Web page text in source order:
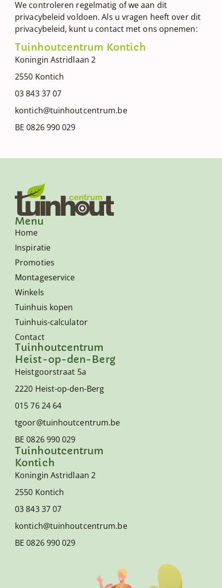
We controleren regelmatig of we aan dit
privacybeleid voldoen. Als u vragen heeft over dit
privacybeleid, kunt u contact met ons opnemen:
Tuinhoutcentrum Kontich
Koningin Astridlaan 2
2550 Kontich
03 843 37 07
kontich@tuinhoutcentrum.be
BE 0826 990 029
Menu
Home
Inspiratie
Promoties
Montageservice
Winkels
Tuinhuis kopen
Tuinhuis-calculator
Contact
Tuinhoutcentrum
Heist-op-den-Berg
Heistgoorstraat 5a
2220 Heist-op-den-Berg
015 76 24 64
tgoor@tuinhoutcentrum.be
BE 0826 990 029
Tuinhoutcentrum
Kontich
Koningin Astridlaan 2
2550 Kontich
03 843 37 07
kontich@tuinhoutcentrum.be
BE 0826 990 029